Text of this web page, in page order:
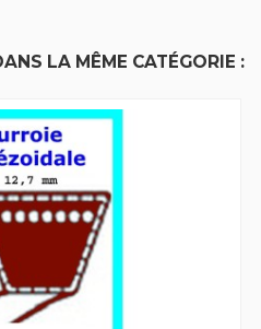
LA MÊME CATÉGORIE :